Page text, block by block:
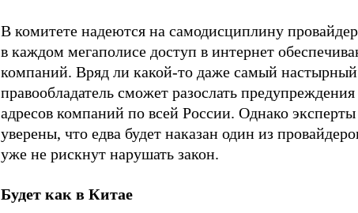
В комитете надеются на самодисциплину
в каждом мегаполисе доступ в интернет
компаний. Вряд ли какой-то даже самый настырный
правообладатель сможет разослать
адресов компаний по всей России. Однако
уверены, что едва будет наказан один из
уже не рискнут нарушать закон.
Будет как в Китае